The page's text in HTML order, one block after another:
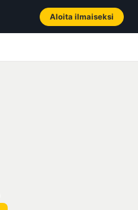
Aloita ilmaiseksi